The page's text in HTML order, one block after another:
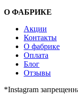
О ФАБРИКЕ
Акции
Контакты
О фабрике
Оплата
Блог
Отзывы
*Instagram